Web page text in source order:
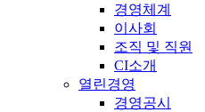
경영체계
이사회
조직 및 직원
CI소개
열린경영
경영공시